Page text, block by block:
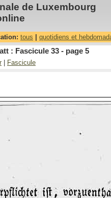
de Luxembourg
tous quotidiens et
: Fascicule 33 - page 5
Fascicule